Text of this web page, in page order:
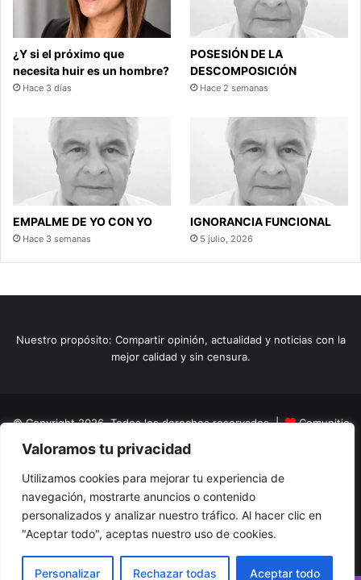
Valoramos tu privacidad
Utilizamos cookies para mejorar tu experiencia de
navegación, mostrarte anuncios o contenido
personalizados y analizar nuestro tráfico. Al hacer clic en
"Aceptar todo", aceptas nuestro uso de cookies.
Personalizar Rechazar todas Aceptar todo
¿Y si el próximo que
necesita huir es un hombre?
Hace 3 días
POSESIÓN DE LA
DESCOMPOSICIÓN
Hace 2 semanas
EMPALME DE YO CON YO
Hace 3 semanas
IGNORANCIA FUNCIONAL
5 julio, 2026
Nuestro propósito: Compartir opinión, actualidad y noticias con la
mejor calidad y sin censura.
© Copyright 2026, Todos los derechos reservados |
Comunitic
SAS BICNit 901228106
Home
Actualidad Variedades Opinion Turismo
El Tinteadero
Caricaturas Reportajes
FacebookYouTubeInstagram